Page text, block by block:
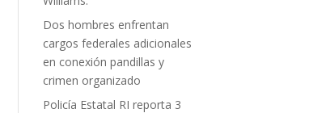
Dos hombres enfrentan
cargos federales adicionales
en conexión pandillas y
crimen organizado
Policía Estatal RI reporta 3